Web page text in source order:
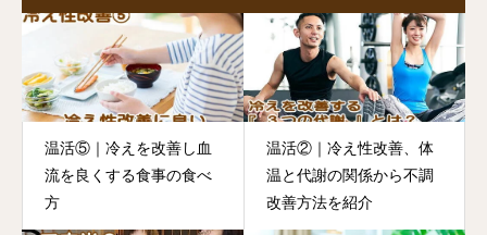
温活⑤｜冷えを改善し血
流を良くする食事の食べ
方
温活②｜冷え性改善、体
温と代謝の関係から不調
改善方法を紹介